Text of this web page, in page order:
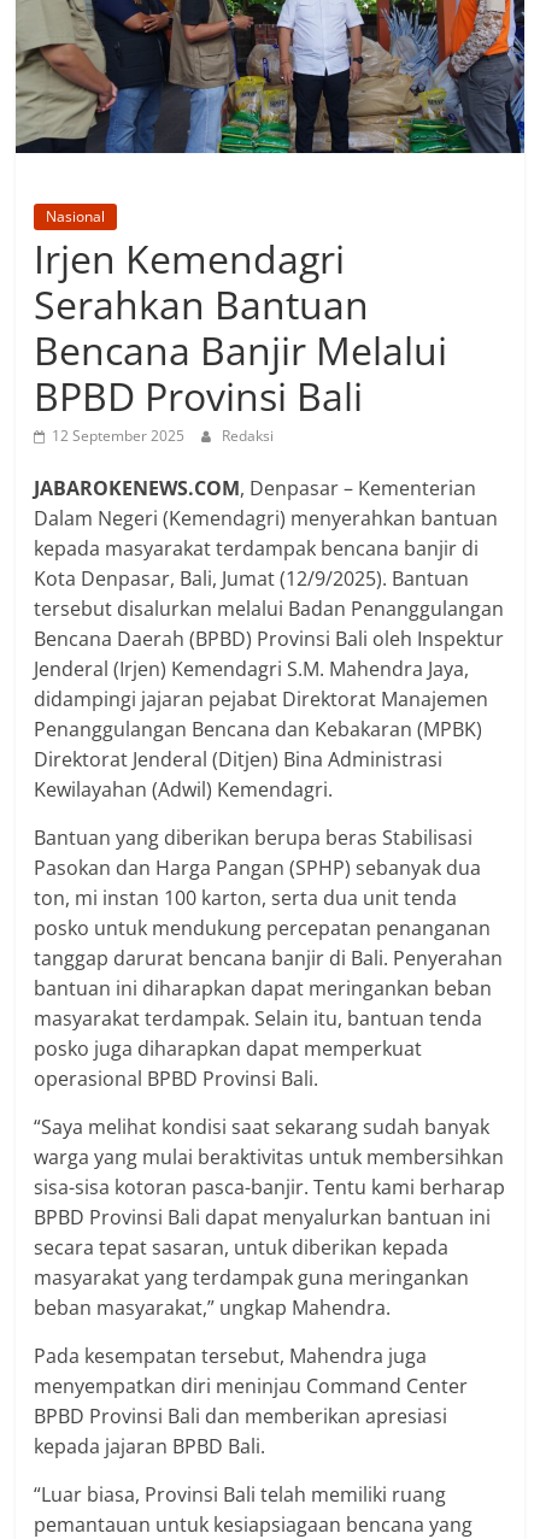
Nasional
Irjen Kemendagri
Serahkan Bantuan
Bencana Banjir Melalui
BPBD Provinsi Bali
12 September 2025 Redaksi
JABAROKENEWS.COM, Denpasar – Kementerian
Dalam Negeri (Kemendagri) menyerahkan bantuan
kepada masyarakat terdampak bencana banjir di
Kota Denpasar, Bali, Jumat (12/9/2025). Bantuan
tersebut disalurkan melalui Badan Penanggulangan
Bencana Daerah (BPBD) Provinsi Bali oleh Inspektur
Jenderal (Irjen) Kemendagri S.M. Mahendra Jaya,
didampingi jajaran pejabat Direktorat Manajemen
Penanggulangan Bencana dan Kebakaran (MPBK)
Direktorat Jenderal (Ditjen) Bina Administrasi
Kewilayahan (Adwil) Kemendagri.
Bantuan yang diberikan berupa beras Stabilisasi
Pasokan dan Harga Pangan (SPHP) sebanyak dua
ton, mi instan 100 karton, serta dua unit tenda
posko untuk mendukung percepatan penanganan
tanggap darurat bencana banjir di Bali. Penyerahan
bantuan ini diharapkan dapat meringankan beban
masyarakat terdampak. Selain itu, bantuan tenda
posko juga diharapkan dapat memperkuat
operasional BPBD Provinsi Bali.
“Saya melihat kondisi saat sekarang sudah banyak
warga yang mulai beraktivitas untuk membersihkan
sisa-sisa kotoran pasca-banjir. Tentu kami berharap
BPBD Provinsi Bali dapat menyalurkan bantuan ini
secara tepat sasaran, untuk diberikan kepada
masyarakat yang terdampak guna meringankan
beban masyarakat,” ungkap Mahendra.
Pada kesempatan tersebut, Mahendra juga
menyempatkan diri meninjau Command Center
BPBD Provinsi Bali dan memberikan apresiasi
kepada jajaran BPBD Bali.
“Luar biasa, Provinsi Bali telah memiliki ruang
pemantauan untuk kesiapsiagaan bencana yang